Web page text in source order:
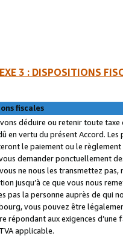
3 : DISPOSITIONS
fiscales
déduire ou retenir toute
en vertu du présent Accord.
le paiement ou le
demander ponctuellement
ne nous les transmettez
jusqu’à ce que vous nous
pas la personne auprès de qui
vous pouvez être
répondant aux exigences
applicable.